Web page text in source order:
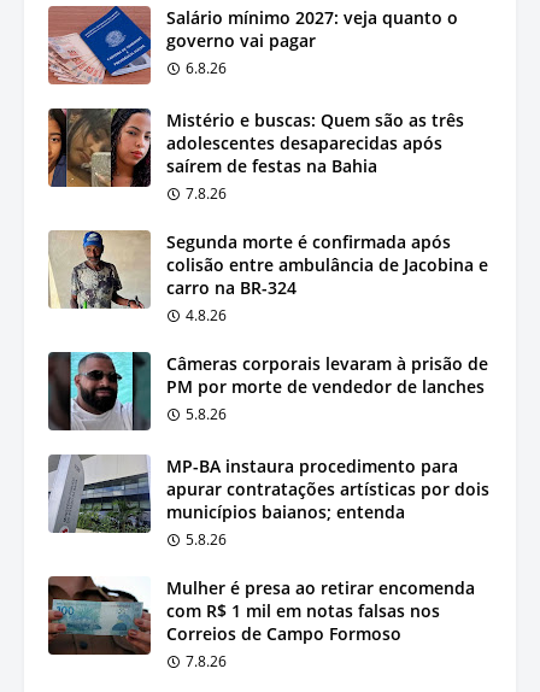
Salário mínimo 2027: veja quanto o
governo vai pagar
6.8.26
Mistério e buscas: Quem são as três
adolescentes desaparecidas após
saírem de festas na Bahia
7.8.26
Segunda morte é confirmada após
colisão entre ambulância de Jacobina e
carro na BR-324
4.8.26
Câmeras corporais levaram à prisão de
PM por morte de vendedor de lanches
5.8.26
MP-BA instaura procedimento para
apurar contratações artísticas por dois
municípios baianos; entenda
5.8.26
Mulher é presa ao retirar encomenda
com R$ 1 mil em notas falsas nos
Correios de Campo Formoso
7.8.26